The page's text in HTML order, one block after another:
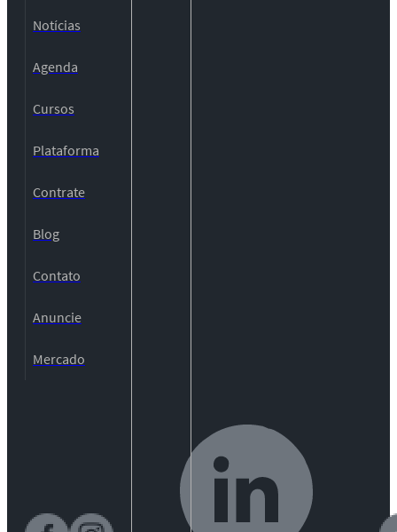
Notícias
Agenda
Cursos
Plataforma
Contrate
Blog
Contato
Anuncie
Mercado